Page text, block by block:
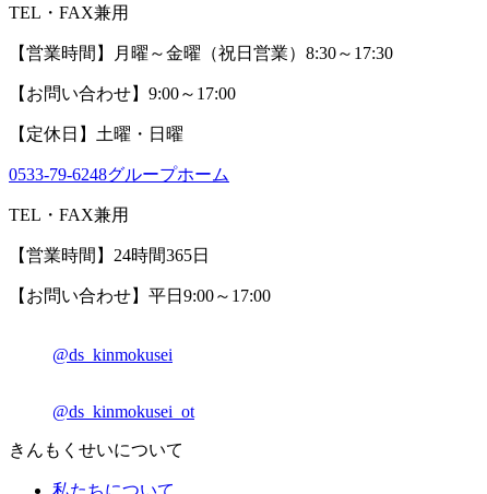
TEL・FAX兼用
【営業時間】月曜～金曜（祝日営業）8:30～17:30
【お問い合わせ】9:00～17:00
【定休日】土曜・日曜
0533-79-6248グループホーム
TEL・FAX兼用
【営業時間】24時間365日
【お問い合わせ】平日9:00～17:00
@ds_kinmokusei
@ds_kinmokusei_ot
きんもくせいについて
私たちについて